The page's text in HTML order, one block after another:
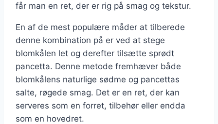
får man en ret, der er rig på smag og tekstur.
En af de mest populære måder at tilberede
denne kombination på er ved at stege
blomkålen let og derefter tilsætte sprødt
pancetta. Denne metode fremhæver både
blomkålens naturlige sødme og pancettas
salte, røgede smag. Det er en ret, der kan
serveres som en forret, tilbehør eller endda
som en hovedret.